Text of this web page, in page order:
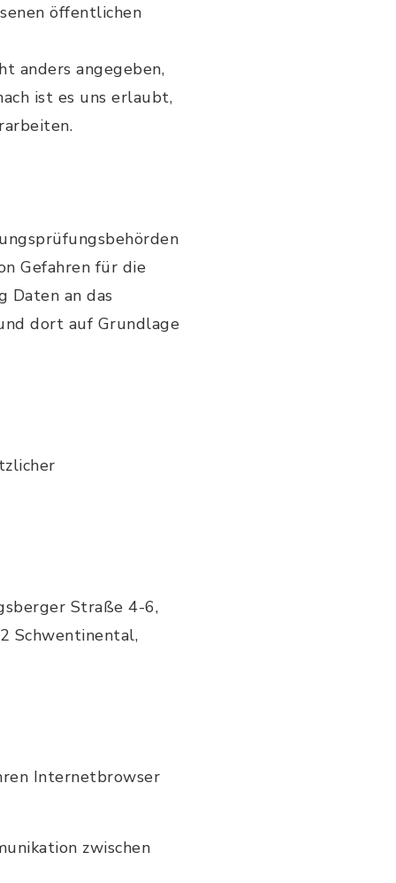
öffentlichen
anders angegeben,
ist es uns erlaubt,
Gefahren für die
Daten an das
dort auf Grundlage
Straße 4-6,
Schwentinental,
Internetbrowser
zwischen